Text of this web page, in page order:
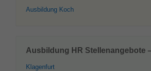
Ausbildung Koch
Ausbildung HR Stellenangebote
Klagenfurt